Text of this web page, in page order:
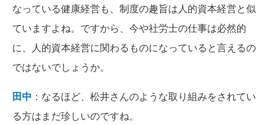
なっている健康経営も、制度の趣旨は人的資本経営と似
ていますよね。ですから、今や社労士の仕事は必然的
に、人的資本経営に関わるものになっていると言えるの
ではないでしょうか。
田中 ：なるほど、松井さんのような取り組みをされてい
る方はまだ珍しいのですね。